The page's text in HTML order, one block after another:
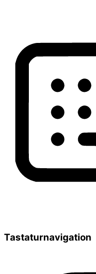
Tastaturnavigation